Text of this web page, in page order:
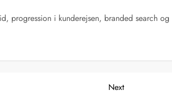
progression i kunderejsen, branded search og
Next
Next